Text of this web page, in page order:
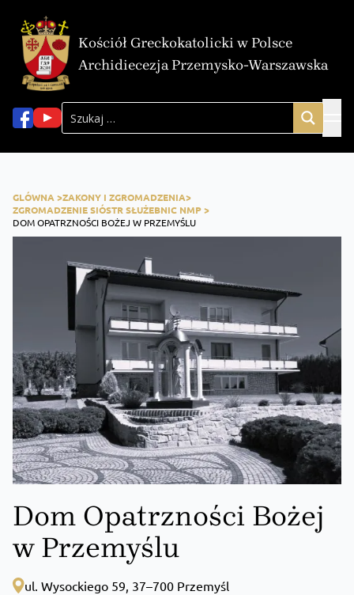
Kościół Greckokatolicki w Polsce
Archidiecezja Przemysko-Warszawska
GLÓWNA >ZAKONY I ZGROMADZENIA>
ZGROMADZENIE SIÓSTR SŁUŻEBNIC NMP >
DOM OPATRZNOŚCI BOŻEJ W PRZEMYŚLU
Dom Opatrzności Bożej
w Przemyślu
ul. Wysockiego 59, 37–700 Przemyśl